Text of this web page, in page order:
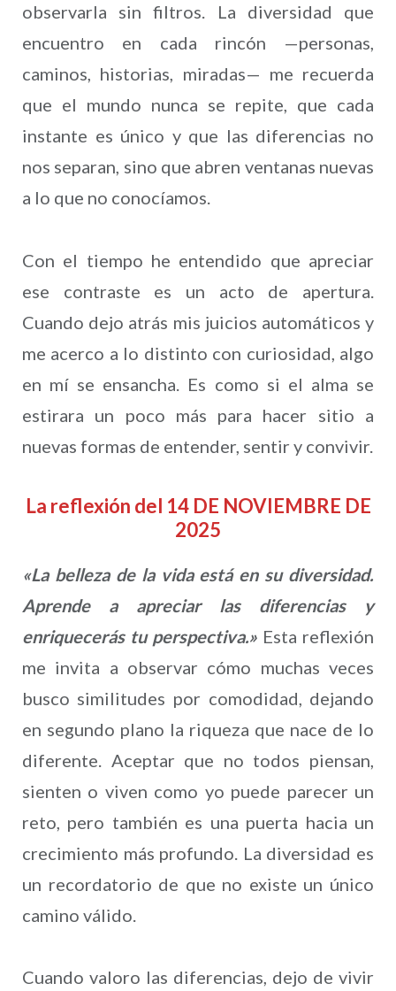
observarla sin filtros. La diversidad que
encuentro en cada rincón —personas,
caminos, historias, miradas— me recuerda
que el mundo nunca se repite, que cada
instante es único y que las diferencias no
nos separan, sino que abren ventanas nuevas
a lo que no conocíamos.
Con el tiempo he entendido que apreciar
ese contraste es un acto de apertura.
Cuando dejo atrás mis juicios automáticos y
me acerco a lo distinto con curiosidad, algo
en mí se ensancha. Es como si el alma se
estirara un poco más para hacer sitio a
nuevas formas de entender, sentir y convivir.
La reflexión del 14 DE NOVIEMBRE DE
2025
«La belleza de la vida está en su diversidad.
Aprende a apreciar las diferencias y
enriquecerás tu perspectiva.» Esta reflexión
me invita a observar cómo muchas veces
busco similitudes por comodidad, dejando
en segundo plano la riqueza que nace de lo
diferente. Aceptar que no todos piensan,
sienten o viven como yo puede parecer un
reto, pero también es una puerta hacia un
crecimiento más profundo. La diversidad es
un recordatorio de que no existe un único
camino válido.
Cuando valoro las diferencias, dejo de vivir